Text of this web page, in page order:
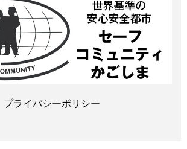
プライバシーポリシー